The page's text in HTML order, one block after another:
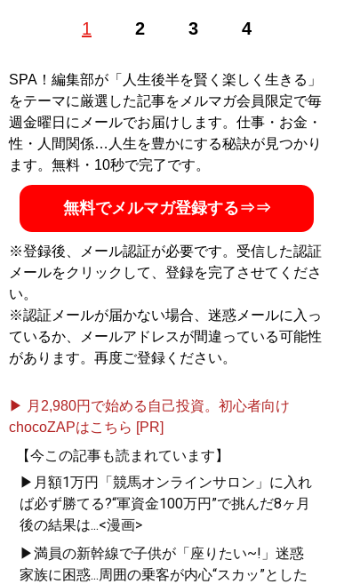
1 2 3 4
カジノにドはまり。その後仕事を辞めて、全財産をかけ
借金まみれに。その後は職を転々としつつ、総額500万
円にもなる借金を返す日々。Twitter、noteでカジノです
べてを失った経験や、日々のギャンブル遊びについて情
報を発信している。 Twitter→ @slave_of_girls note→
ャンブル依存症
Youtube→ 賭博狂の詩
記事一覧へ
SPA！編集部が「人生後半を賢く楽しく生きる」
をテーマに厳選した記事をメルマガ会員限定で毎
週金曜日にメールでお届けします。仕事・お金・
性・人間関係…人生を豊かにする秘訣が見つかり
ます。無料・10秒で完了です。
無料でメルマガ登録する⇒⇒
※登録後、メール認証が必要です。受信した認証
メールをクリックして、登録を完了させてくださ
い。
※認証メールが届かない場合、迷惑メールに入っ
ているか、メールアドレスが間違っている可能性
があります。再度ご登録ください。
▶ 月2,980円で始める自己投資。初心者向け
chocoZAPはこちら [PR]
【今この記事も読まれています】
▶月額1万円「競馬オンラインサロン」に入れ
ば必ず勝てる?“軍資金100万円”で挑んだ8ヶ月
後の結果は...<漫画>
▶満員の新幹線で子供が「座りたい~!」迷惑
家族に困惑...周囲の乗客が内心“スカッ”とした